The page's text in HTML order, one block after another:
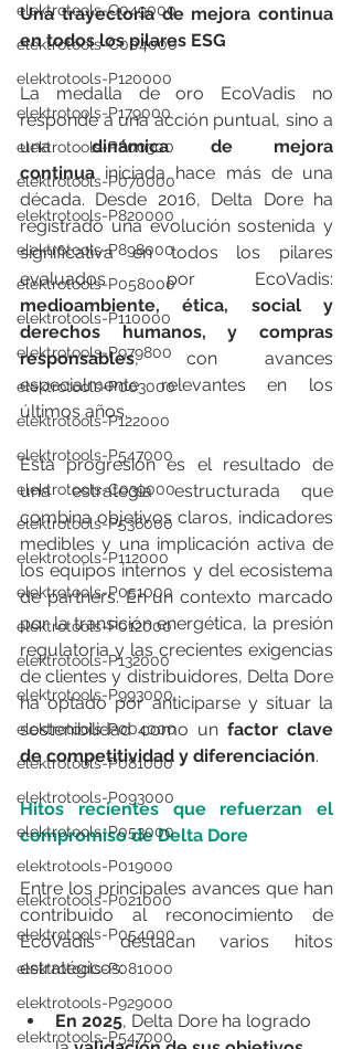
elektrotools-C049000
elektrotools-C004000
elektrotools-P120000
elektrotools-P179000
elektrotools-P800300
elektrotools-P070000
elektrotools-P820000
elektrotools-P898000
elektrotools-P058000
elektrotools-P110000
elektrotools-P979800
elektrotools-P003000
elektrotools-P122000
elektrotools-P547000
elektrotools-C039000
elektrotools-P536000
elektrotools-P112000
elektrotools-P051000
elektrotools-P012000
elektrotools-P132000
elektrotools-P993000
elektrotools-P004000
elektrotools-P081000
elektrotools-P093000
elektrotools-P053000
elektrotools-P019000
elektrotools-P021000
elektrotools-P054000
elektrotools-P081000
elektrotools-P929000
elektrotools-P547000
Una trayectoria de mejora continua
en todos los pilares ESG
La medalla de oro EcoVadis no
responde a una acción puntual, sino a
una dinámica de mejora
continua iniciada hace más de una
década. Desde 2016, Delta Dore ha
registrado una evolución sostenida y
significativa en todos los pilares
medioambiente, ética, social y
derechos humanos, y compras
responsables, con avances
especialmente relevantes en los
últimos años.
Esta progresión es el resultado de
una estrategia estructurada que
combina objetivos claros, indicadores
medibles y una implicación activa de
los equipos internos y del ecosistema
de partners. En un contexto marcado
por la transición energética, la presión
regulatoria y las crecientes exigencias
de clientes y distribuidores, Delta Dore
ha optado por anticiparse y situar la
sostenibilidad como un factor clave
de competitividad y diferenciación.
Hitos recientes que refuerzan el
compromiso de Delta Dore
Entre los principales avances que han
contribuido al reconocimiento de
EcoVadis destacan varios hitos
estratégicos:
En 2025, Delta Dore ha logrado